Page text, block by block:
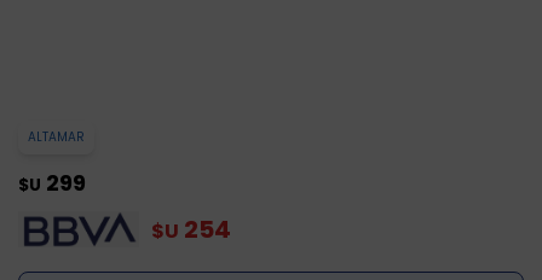
ALTAMAR
$U 299
$U 254